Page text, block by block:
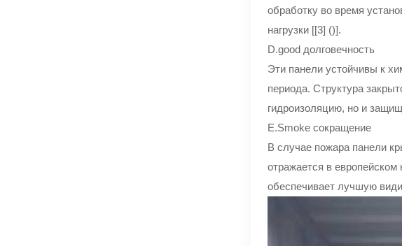
обработку во время
нагрузки [[3] ()].
D.good долговечность
Эти панели устойчивы к
периода. Структура
гидроизоляцию, но и
E.Smoke сокращение
В случае пожара панели
отражается в
обеспечивает лучшую